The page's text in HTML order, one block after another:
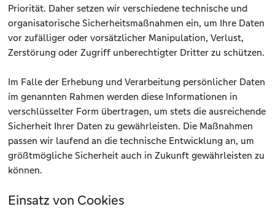
Priorität. Daher setzen wir verschiedene technische und
organisatorische Sicherheitsmaßnahmen ein, um Ihre Daten
vor zufälliger oder vorsätzlicher Manipulation, Verlust,
Zerstörung oder Zugriff unberechtigter Dritter zu schützen.
Im Falle der Erhebung und Verarbeitung persönlicher Daten
im genannten Rahmen werden diese Informationen in
verschlüsselter Form übertragen, um stets die ausreichende
Sicherheit Ihrer Daten zu gewährleisten. Die Maßnahmen
passen wir laufend an die technische Entwicklung an, um
größtmögliche Sicherheit auch in Zukunft gewährleisten zu
können.
Einsatz von Cookies